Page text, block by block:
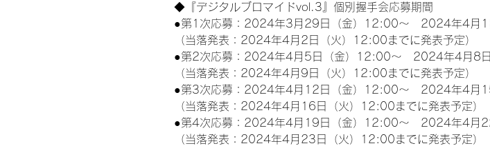
◆『デジタルブロマイドvol.3』個別握手会応募期間
●第1次応募：2024年3月29日（金）12:00～　2024年4月
（当落発表：2024年4月2日（火）12:00までに発表予定）
●第2次応募：2024年4月5日（金）12:00～　2024年4月8
（当落発表：2024年4月9日（火）12:00までに発表予定）
●第3次応募：2024年4月12日（金）12:00～　2024年4月
（当落発表：2024年4月16日（火）12:00までに発表予定）
●第4次応募：2024年4月19日（金）12:00～　2024年4月
（当落発表：2024年4月23日（火）12:00までに発表予定）